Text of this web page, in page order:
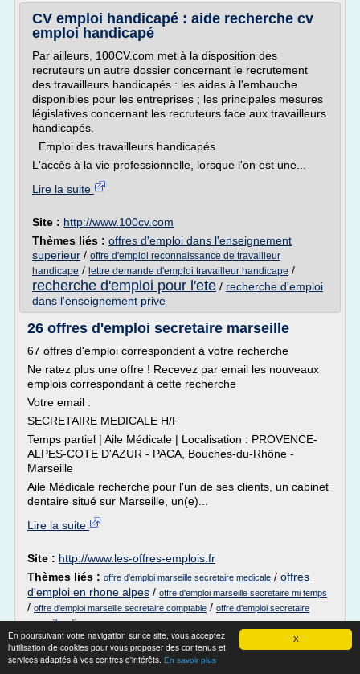
X
En poursuivant votre navigation sur ce site, vous acceptez
l'utilisation de cookies pour vous proposer des contenus et
services adaptés à vos centres d'intérêts. En savoir plus
CV emploi handicapé : aide recherche cv
emploi handicapé
Par ailleurs, 100CV.com met à la disposition des
recruteurs un autre dossier concernant le recrutement
des travailleurs handicapés : les aides à l'embauche
disponibles pour les entreprises ; les principales mesures
législatives concernant les recruteurs face aux travailleurs
handicapés.
Emploi des travailleurs handicapés
L'accès à la vie professionnelle, lorsque l'on est une...
Lire la suite
Site : http://www.100cv.com
Thèmes liés : offres d'emploi dans l'enseignement
superieur / offre d'emploi reconnaissance de travailleur
handicape / lettre demande d'emploi travailleur handicape /
recherche d'emploi pour l'ete / recherche d'emploi
dans l'enseignement prive
26 offres d'emploi secretaire marseille
67 offres d'emploi correspondent à votre recherche
Ne ratez plus une offre ! Recevez par email les nouveaux
emplois correspondant à cette recherche
Votre email :
SECRETAIRE MEDICALE H/F
Temps partiel | Aile Médicale | Localisation : PROVENCE-
ALPES-COTE D'AZUR - PACA, Bouches-du-Rhône -
Marseille
Aile Médicale recherche pour l'un de ses clients, un cabinet
dentaire situé sur Marseille, un(e)...
Lire la suite
Site : http://www.les-offres-emplois.fr
Thèmes liés : offre d'emploi marseille secretaire medicale / offres
d'emploi en rhone alpes / offre d'emploi marseille secretaire mi temps
/ offre d'emploi marseille secretaire comptable / offre d'emploi secretaire
marseille cdi
Exigences particulières de certains
programmes de 2e et 3e ...